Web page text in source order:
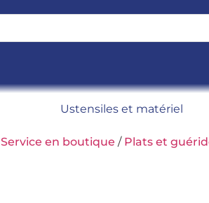
Ustensiles et matériel
Service en boutique / Plats et